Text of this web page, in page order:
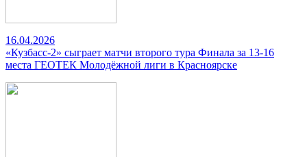
16.04.2026
«Кузбасс-2» сыграет матчи второго тура Финала за 13-16
места ГЕОТЕК Молодёжной лиги в Красноярске